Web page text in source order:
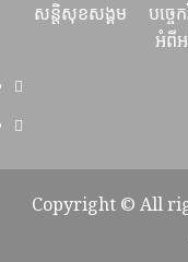
សន្តិសុខសង្គម
បច្ចេ
អំពីអ
Copyright © All